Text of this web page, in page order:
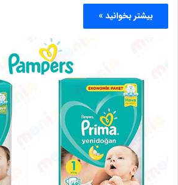
بیشتر بخوانید »